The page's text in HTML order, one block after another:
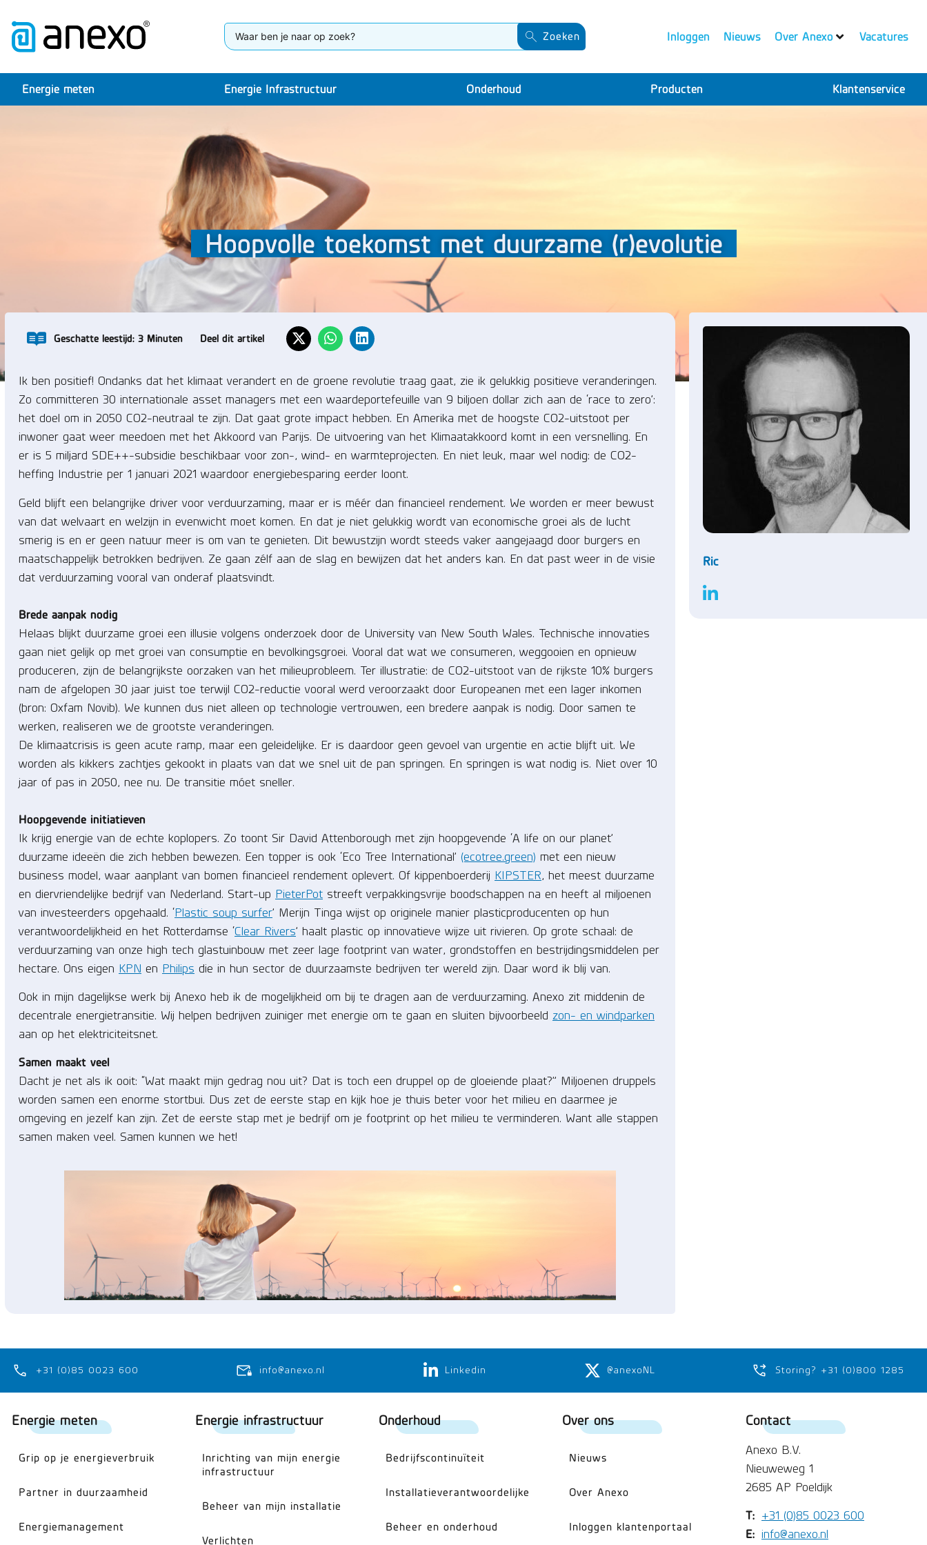
Zoeken Inloggen Nieuws Over Anexo Vacatures
Energie meten Energie Infrastructuur Onderhoud Producten Klantenservice
Hoopvolle toekomst met duurzame (r)evolutie
Geschatte leestijd: 3 Minuten Deel dit artikel
Ik ben positief! Ondanks dat het klimaat verandert en de groene revolutie traag gaat, zie ik gelukkig positieve veranderingen.
Zo committeren 30 internationale asset managers met een waardeportefeuille van 9 biljoen dollar zich aan de ‘race to zero’:
het doel om in 2050 CO2-neutraal te zijn. Dat gaat grote impact hebben. En Amerika met de hoogste CO2-uitstoot per
inwoner gaat weer meedoen met het Akkoord van Parijs. De uitvoering van het Klimaatakkoord komt in een versnelling. En
er is 5 miljard SDE++-subsidie beschikbaar voor zon-, wind- en warmteprojecten. En niet leuk, maar wel nodig: de CO2-
heffing Industrie per 1 januari 2021 waardoor energiebesparing eerder loont.
Geld blijft een belangrijke driver voor verduurzaming, maar er is méér dan financieel rendement. We worden er meer bewust
van dat welvaart en welzijn in evenwicht moet komen. En dat je niet gelukkig wordt van economische groei als de lucht
smerig is en er geen natuur meer is om van te genieten. Dit bewustzijn wordt steeds vaker aangejaagd door burgers en
maatschappelijk betrokken bedrijven. Ze gaan zélf aan de slag en bewijzen dat het anders kan. En dat past weer in de visie
dat verduurzaming vooral van onderaf plaatsvindt.
Brede aanpak nodig
Helaas blijkt duurzame groei een illusie volgens onderzoek door de University van New South Wales. Technische innovaties
gaan niet gelijk op met groei van consumptie en bevolkingsgroei. Vooral dat wat we consumeren, weggooien en opnieuw
produceren, zijn de belangrijkste oorzaken van het milieuprobleem. Ter illustratie: de CO2-uitstoot van de rijkste 10% burgers
nam de afgelopen 30 jaar juist toe terwijl CO2-reductie vooral werd veroorzaakt door Europeanen met een lager inkomen
(bron: Oxfam Novib). We kunnen dus niet alleen op technologie vertrouwen, een bredere aanpak is nodig. Door samen te
werken, realiseren we de grootste veranderingen.
De klimaatcrisis is geen acute ramp, maar een geleidelijke. Er is daardoor geen gevoel van urgentie en actie blijft uit. We
worden als kikkers zachtjes gekookt in plaats van dat we snel uit de pan springen. En springen is wat nodig is. Niet over 10
jaar of pas in 2050, nee nu. De transitie móet sneller.
Hoopgevende initiatieven
Ik krijg energie van de echte koplopers. Zo toont Sir David Attenborough met zijn hoopgevende ‘A life on our planet’
duurzame ideeën die zich hebben bewezen. Een topper is ook ‘Eco Tree International’ (ecotree.green) met een nieuw
business model, waar aanplant van bomen financieel rendement oplevert. Of kippenboerderij KIPSTER, het meest duurzame
en diervriendelijke bedrijf van Nederland. Start-up PieterPot streeft verpakkingsvrije boodschappen na en heeft al miljoenen
van investeerders opgehaald. ‘Plastic soup surfer’ Merijn Tinga wijst op originele manier plasticproducenten op hun
verantwoordelijkheid en het Rotterdamse ‘Clear Rivers’ haalt plastic op innovatieve wijze uit rivieren. Op grote schaal: de
verduurzaming van onze high tech glastuinbouw met zeer lage footprint van water, grondstoffen en bestrijdingsmiddelen per
hectare. Ons eigen KPN en Philips die in hun sector de duurzaamste bedrijven ter wereld zijn. Daar word ik blij van.
Ook in mijn dagelijkse werk bij Anexo heb ik de mogelijkheid om bij te dragen aan de verduurzaming. Anexo zit middenin de
decentrale energietransitie. Wij helpen bedrijven zuiniger met energie om te gaan en sluiten bijvoorbeeld zon- en windparken
aan op het elektriciteitsnet.
Samen maakt veel
Dacht je net als ik ooit: “Wat maakt mijn gedrag nou uit? Dat is toch een druppel op de gloeiende plaat?” Miljoenen druppels
worden samen een enorme stortbui. Dus zet de eerste stap en kijk hoe je thuis beter voor het milieu en daarmee je
omgeving en jezelf kan zijn. Zet de eerste stap met je bedrijf om je footprint op het milieu te verminderen. Want alle stappen
samen maken veel. Samen kunnen we het!
Ric
+31 (0)85 0023 600 info@anexo.nl Linkedin @anexoNL Storing? +31 (0)800 1285
Energie meten
Grip op je energieverbruik
Partner in duurzaamheid
Energiemanagement
Energie infrastructuur
Inrichting van mijn energie
infrastructuur
Beheer van mijn installatie
Verlichten
Onderhoud
Bedrijfscontinuïteit
Installatieverantwoordelijke
Beheer en onderhoud
Over ons
Nieuws
Over Anexo
Inloggen klantenportaal
Contact
Anexo B.V.
Nieuweweg 1
2685 AP Poeldijk
T: +31 (0)85 0023 600
E: info@anexo.nl